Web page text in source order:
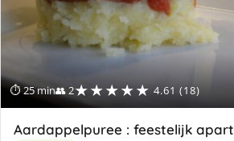
⏱ 25 min👥 2★★★★★ 4.61 (18)
Aardappelpuree : feestelijk apart